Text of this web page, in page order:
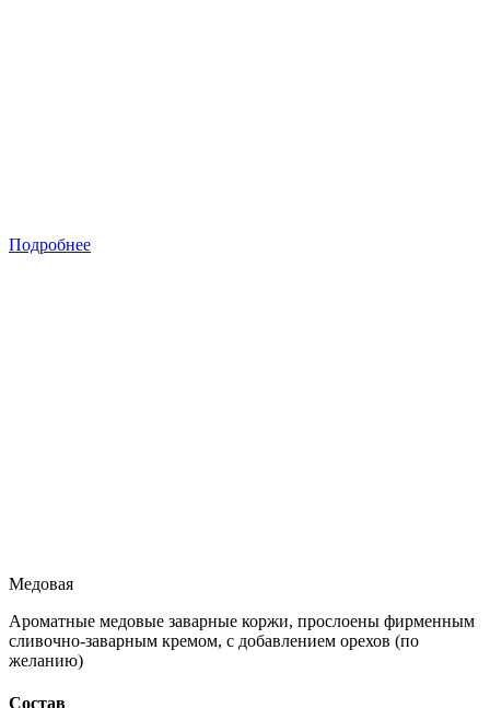
Подробнее
Медовая
Ароматные медовые заварные коржи, прослоены фирменным
сливочно-заварным кремом, с добавлением орехов (по
желанию)
Состав